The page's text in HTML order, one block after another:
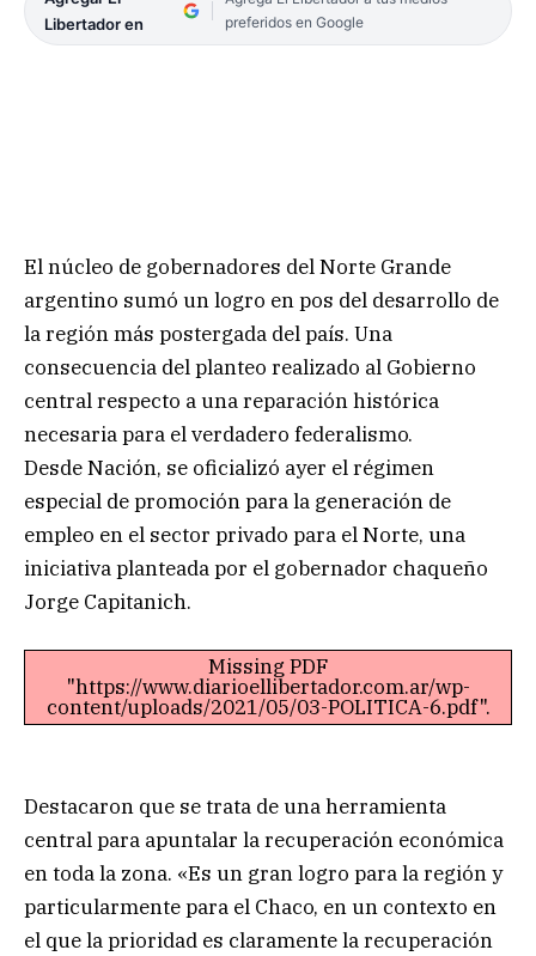
Libertador en
preferidos en Google
El núcleo de gobernadores del Norte Grande
argentino sumó un logro en pos del desarrollo de
la región más postergada del país. Una
consecuencia del planteo realizado al Gobierno
central respecto a una reparación histórica
necesaria para el verdadero federalismo.
Desde Nación, se oficializó ayer el régimen
especial de promoción para la generación de
empleo en el sector privado para el Norte, una
iniciativa planteada por el gobernador chaqueño
Jorge Capitanich.
Missing PDF
"https://www.diarioellibertador.com.ar/wp-
content/uploads/2021/05/03-POLITICA-6.pdf".
Destacaron que se trata de una herramienta
central para apuntalar la recuperación económica
en toda la zona. «Es un gran logro para la región y
particularmente para el Chaco, en un contexto en
el que la prioridad es claramente la recuperación